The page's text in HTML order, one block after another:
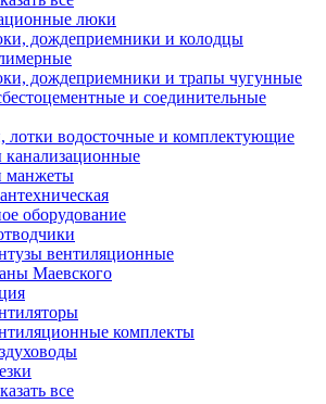
люки
дождеприемники и колодцы
дождеприемники и трапы чугунные
и соединительные
лотки водосточные и комплектующие
манжеты
оборудование
вентиляционные
Маевского
комплекты
все